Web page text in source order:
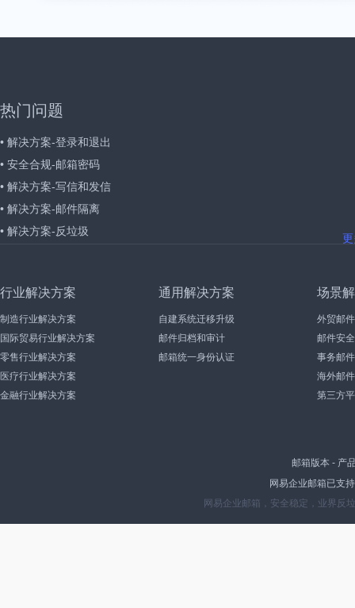
热门问题
• 解决方案-登录和退出
• 安全合规-邮箱密码
• 解决方案-写信和发信
• 解决方案-邮件隔离
• 解决方案-反垃圾
行业解决方案
制造行业解决方案
国际贸易行业解决方案
零售行业解决方案
医疗行业解决方案
金融行业解决方案
通用解决方案
自建系统迁移升级
邮件归档和审计
邮箱统一身份认证
场景
外贸邮
邮件安
事务邮
海外邮
第三方
邮箱版本 - 产
网易企业邮箱已支
网易企业邮箱，安全稳定，业界反